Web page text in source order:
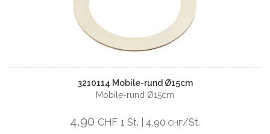
3210114 Mobile-rund Ø15cm
Mobile-rund Ø15cm
4,90 CHF 1 St. | 4,90 CHF/St.